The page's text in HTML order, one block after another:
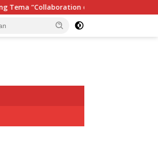
of Spirit“, Rangkaian TIFF 2026